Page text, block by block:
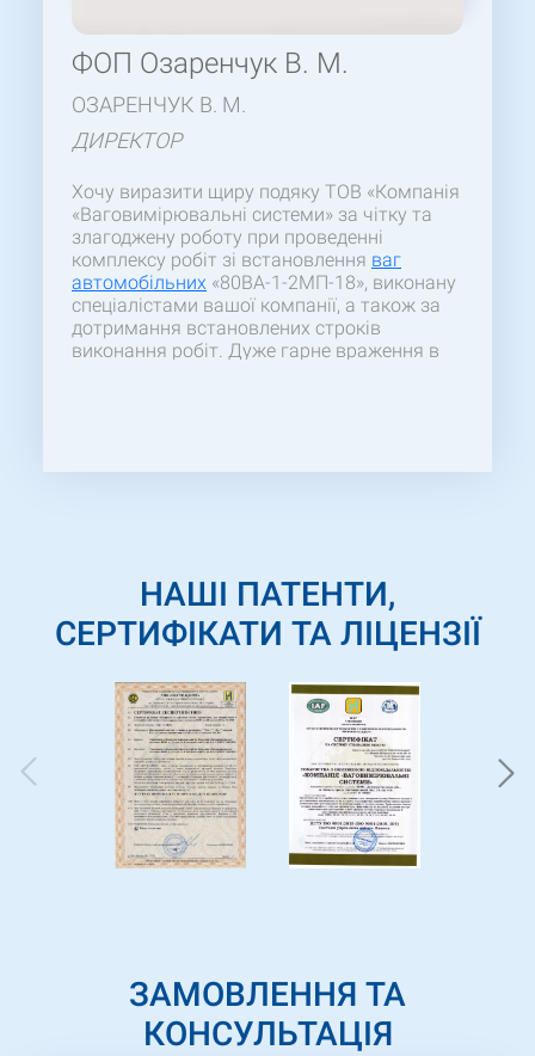
ФОП Озаренчук В. М.
ОЗАРЕНЧУК В. М.
ДИРЕКТОР
Хочу виразити щиру подяку ТОВ «Компанія
«Ваговимірювальні системи» за чітку та
злагоджену роботу при проведенні
комплексу робіт зі встановлення ваг
автомобільних «80ВА-1-2МП-18», виконану
спеціалістами вашої компанії, а також за
дотримання встановлених строків
виконання робіт. Дуже гарне враження в
НАШІ ПАТЕНТИ,
СЕРТИФІКАТИ ТА ЛІЦЕНЗІЇ
ЗАМОВЛЕННЯ ТА
КОНСУЛЬТАЦІЯ